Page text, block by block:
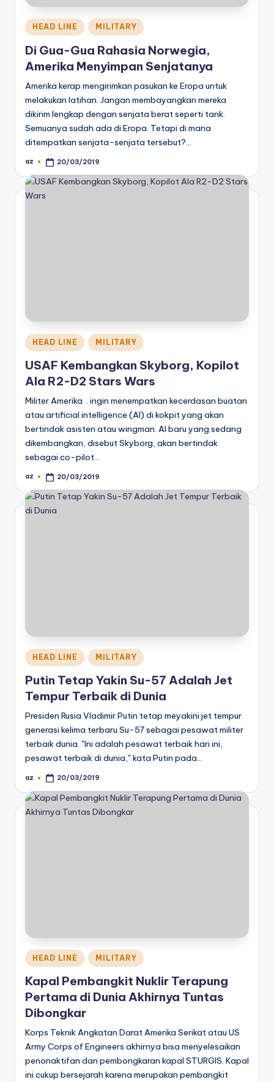
Posted
in
HEAD LINE MILITARY
Di Gua-Gua Rahasia Norwegia,
Amerika Menyimpan Senjatanya
Amerika kerap mengirimkan pasukan ke Eropa untuk
melakukan latihan. Jangan membayangkan mereka
dikirim lengkap dengan senjata berat seperti tank.
Semuanya sudah ada di Eropa. Tetapi di mana
ditempatkan senjata-senjata tersebut?…
Posted
az 20/03/2019
Posted
in
HEAD LINE MILITARY
USAF Kembangkan Skyborg, Kopilot
Ala R2-D2 Stars Wars
Militer Amerika . ingin menempatkan kecerdasan buatan
atau artificial intelligence (AI) di kokpit yang akan
bertindak asisten atau wingman. AI baru yang sedang
dikembangkan, disebut Skyborg, akan bertindak
sebagai co-pilot…
Posted
az 20/03/2019
Posted
in
HEAD LINE MILITARY
Putin Tetap Yakin Su-57 Adalah Jet
Tempur Terbaik di Dunia
Presiden Rusia Vladimir Putin tetap meyakini jet tempur
generasi kelima terbaru Su-57 sebagai pesawat militer
terbaik dunia. "Ini adalah pesawat terbaik hari ini,
pesawat terbaik di dunia," kata Putin pada…
Posted
az 20/03/2019
Posted
in
HEAD LINE MILITARY
Kapal Pembangkit Nuklir Terapung
Pertama di Dunia Akhirnya Tuntas
Dibongkar
Korps Teknik Angkatan Darat Amerika Serikat atau US
Army Corps of Engineers akhirnya bisa menyelesaikan
penonaktifan dan pembongkaran kapal STURGIS. Kapal
ini cukup bersejarah karena merupakan pembangkit